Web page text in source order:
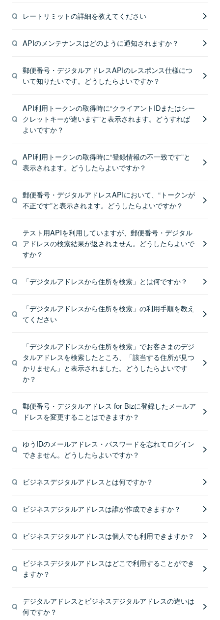
レートリミットの詳細を教えてください
APIのメンテナンスはどのように通知されますか？
郵便番号・デジタルアドレスAPIのレスポンス仕様につ
いて知りたいです。どうしたらよいですか？
API利用トークンの取得時に“クライアントIDまたはシー
クレットキーが違います”と表示されます。どうすれば
よいですか？
API利用トークンの取得時に“登録情報の不一致です”と
表示されます。どうしたらよいですか？
郵便番号・デジタルアドレスAPIにおいて、“トークンが
不正です”と表示されます。どうしたらよいですか？
テスト用APIを利用していますが、郵便番号・デジタル
アドレスの検索結果が返されません。どうしたらよいで
すか？
「デジタルアドレスから住所を検索」とは何ですか？
「デジタルアドレスから住所を検索」の利用手順を教え
てください
「デジタルアドレスから住所を検索」でお客さまのデジ
タルアドレスを検索したところ、「該当する住所が見つ
かりません」と表示されました。どうしたらよいです
か？
郵便番号・デジタルアドレス for Bizに登録したメールア
ドレスを変更することはできますか？
ゆうIDのメールアドレス・パスワードを忘れてログイン
できません。どうしたらよいですか？
ビジネスデジタルアドレスとは何ですか？
ビジネスデジタルアドレスは誰が作成できますか？
ビジネスデジタルアドレスは個人でも利用できますか？
ビジネスデジタルアドレスはどこで利用することができ
ますか？
デジタルアドレスとビジネスデジタルアドレスの違いは
何ですか？